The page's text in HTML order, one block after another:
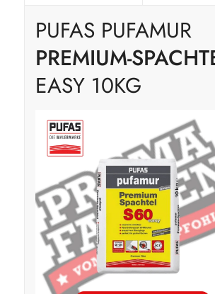
PUFAS PUFAMUR
PREMIUM-
EASY 10KG